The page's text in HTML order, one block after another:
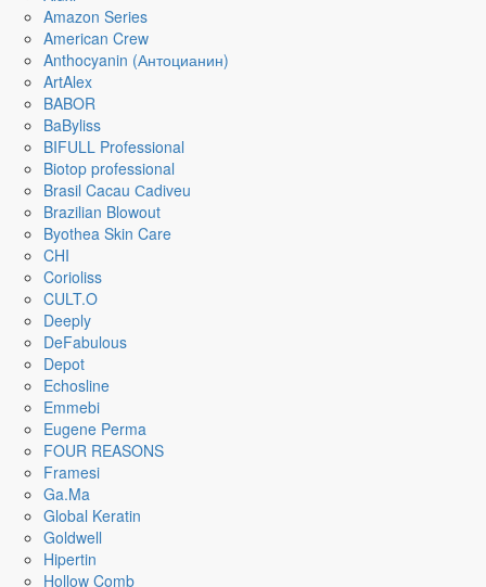
Amazon Series
American Crew
Anthocyanin (Антоцианин)
ArtAlex
BABOR
BaByliss
BIFULL Professional
Biotop professional
Brasil Cacau Сadiveu
Brazilian Blowout
Byothea Skin Care
CHI
Corioliss
CULT.O
Deeply
DeFabulous
Depot
Echosline
Emmebi
Eugene Perma
FOUR REASONS
Framesi
Ga.Ma
Global Keratin
Goldwell
Hipertin
Hollow Comb